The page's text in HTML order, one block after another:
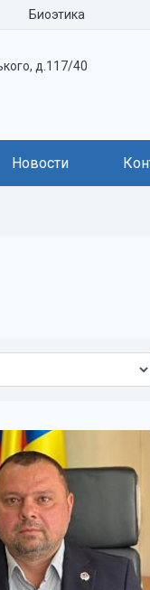
Биоэтика
д.117/40
Новости